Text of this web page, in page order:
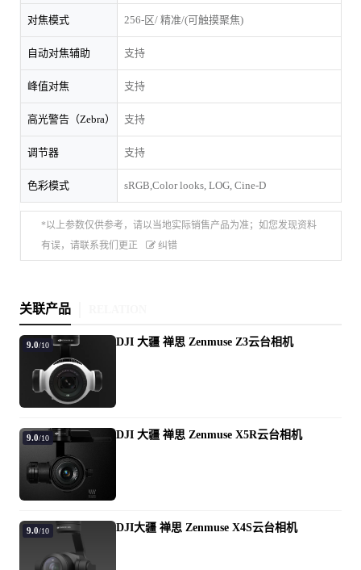
对焦模式 256-区/ 精准/(可触摸聚焦)
自动对焦辅助 支持
峰值对焦 支持
高光警告（Zebra） 支持
调节器 支持
色彩模式 sRGB,Color looks, LOG, Cine-D
*以上参数仅供参考，请以当地实际销售产品为准；如您发现资料
有误，请联系我们更正
纠错
关联产品
9.0/10 DJI 大疆 禅思 Zenmuse Z3云台相机
9.0/10 DJI 大疆 禅思 Zenmuse X5R云台相机
9.0/10 DJI大疆 禅思 Zenmuse X4S云台相机